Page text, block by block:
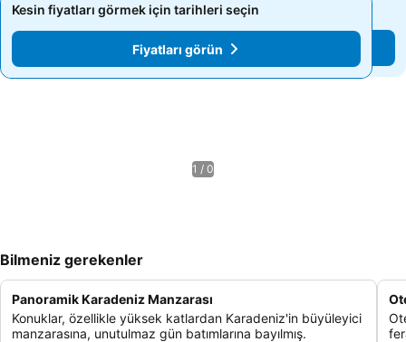
Kesin fiyatları görmek için tarihleri seçin
Fiyatları görün
Kesin fiyatları görmek için tarihleri seçin
Fiyatları görün
1 / 0
Bilmeniz gerekenler
Panoramik Karadeniz Manzarası
Konuklar, özellikle yüksek katlardan Karadeniz'in büyüleyici
manzarasına, unutulmaz gün batımlarına bayılmış.